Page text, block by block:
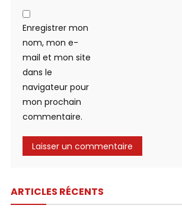
Enregistrer mon
nom, mon e-
mail et mon site
dans le
navigateur pour
mon prochain
commentaire.
ARTICLES RÉCENTS